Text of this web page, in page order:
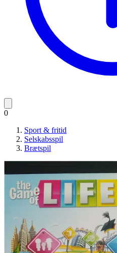
0
Sport & fritid
Selskabsspil
Brætspil